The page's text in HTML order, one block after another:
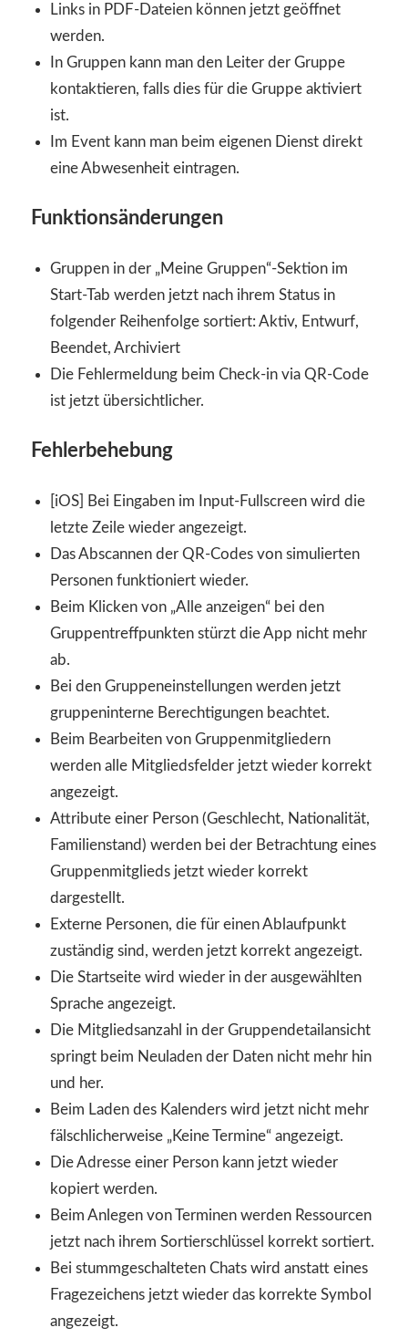
Links in PDF-Dateien können jetzt geöffnet
werden.
In Gruppen kann man den Leiter der Gruppe
kontaktieren, falls dies für die Gruppe aktiviert
ist.
Im Event kann man beim eigenen Dienst direkt
eine Abwesenheit eintragen.
Funktionsänderungen
Gruppen in der „Meine Gruppen“-Sektion im
Start-Tab werden jetzt nach ihrem Status in
folgender Reihenfolge sortiert: Aktiv, Entwurf,
Beendet, Archiviert
Die Fehlermeldung beim Check-in via QR-Code
ist jetzt übersichtlicher.
Fehlerbehebung
[iOS] Bei Eingaben im Input-Fullscreen wird die
letzte Zeile wieder angezeigt.
Das Abscannen der QR-Codes von simulierten
Personen funktioniert wieder.
Beim Klicken von „Alle anzeigen“ bei den
Gruppentreffpunkten stürzt die App nicht mehr
ab.
Bei den Gruppeneinstellungen werden jetzt
gruppeninterne Berechtigungen beachtet.
Beim Bearbeiten von Gruppenmitgliedern
werden alle Mitgliedsfelder jetzt wieder korrekt
angezeigt.
Attribute einer Person (Geschlecht, Nationalität,
Familienstand) werden bei der Betrachtung eines
Gruppenmitglieds jetzt wieder korrekt
dargestellt.
Externe Personen, die für einen Ablaufpunkt
zuständig sind, werden jetzt korrekt angezeigt.
Die Startseite wird wieder in der ausgewählten
Sprache angezeigt.
Die Mitgliedsanzahl in der Gruppendetailansicht
springt beim Neuladen der Daten nicht mehr hin
und her.
Beim Laden des Kalenders wird jetzt nicht mehr
fälschlicherweise „Keine Termine“ angezeigt.
Die Adresse einer Person kann jetzt wieder
kopiert werden.
Beim Anlegen von Terminen werden Ressourcen
jetzt nach ihrem Sortierschlüssel korrekt sortiert.
Bei stummgeschalteten Chats wird anstatt eines
Fragezeichens jetzt wieder das korrekte Symbol
angezeigt.